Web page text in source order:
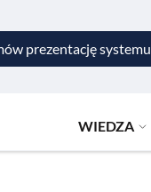
prezentację systemu
WIEDZA